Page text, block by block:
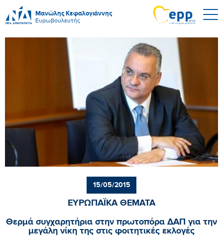
Μανώλης Κεφαλογιάννης
Ευρωβουλευτής
15/05/2015
ΕΥΡΩΠΑΪΚΑ ΘΕΜΑΤΑ
Θερμά συγχαρητήρια στην πρωτοπόρα ΔΑΠ για την
μεγάλη νίκη της στις φοιτητικές εκλογές